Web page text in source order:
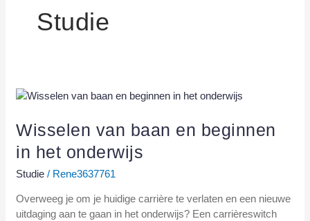
Studie
Wisselen van baan en beginnen
in het onderwijs
Studie / Rene3637761
Overweeg je om je huidige carrière te verlaten en een nieuwe
uitdaging aan te gaan in het onderwijs? Een carrièreswitch
Wisselen
baan
en
beginnen
in
onderwijs